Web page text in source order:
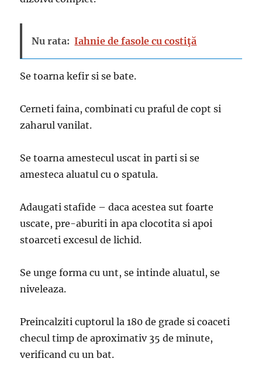
Nu rata: Iahnie de fasole cu costiţă
Se toarna kefir si se bate.
Cerneti faina, combinati cu praful de copt si
zaharul vanilat.
Se toarna amestecul uscat in parti si se
amesteca aluatul cu o spatula.
Adaugati stafide – daca acestea sut foarte
uscate, pre-aburiti in apa clocotita si apoi
stoarceti excesul de lichid.
Se unge forma cu unt, se intinde aluatul, se
niveleaza.
Preincalziti cuptorul la 180 de grade si coaceti
checul timp de aproximativ 35 de minute,
verificand cu un bat.